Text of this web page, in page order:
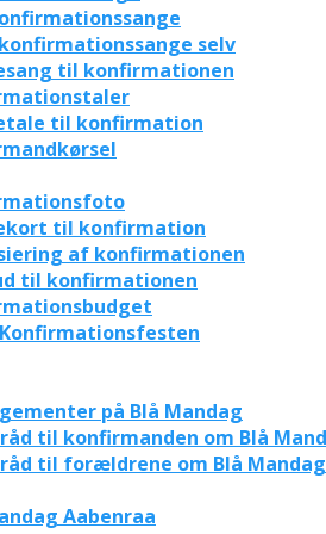
selv
til konfirmationen
til konfirmation
til konfirmation
af konfirmationen
til konfirmationen
på Blå Mandag
til konfirmanden om Blå
råd til forældrene om Blå Mandag
Aabenraa